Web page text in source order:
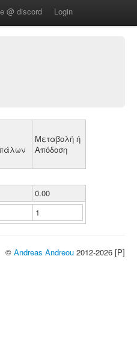
@ discord Login
Μεταβολή ή
Απόδοση
0.00
1
© Andreas Andreou 2012-2026 [P]